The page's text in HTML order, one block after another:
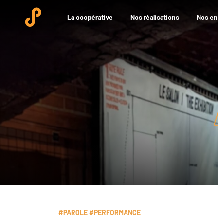
La coopérative Nos réalisations Nos
#PAROLE #PERFORMANCE